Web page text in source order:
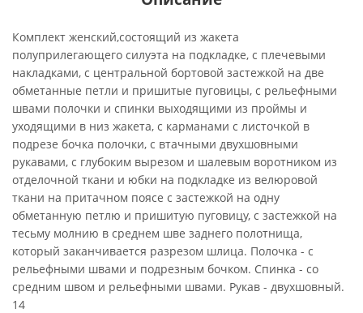
Комплект женский,состоящий из жакета
полуприлегающего силуэта на подкладке, с плечевыми
накладками, с центральной бортовой застежкой на две
обметанные петли и пришитые пуговицы, с рельефными
швами полочки и спинки выходящими из проймы и
уходящими в низ жакета, с карманами с листочкой в
подрезе бочка полочки, с втачными двухшовными
рукавами, с глубоким вырезом и шалевым воротником из
отделочной ткани и юбки на подкладке из велюровой
ткани на притачном поясе с застежкой на одну
обметанную петлю и пришитую пуговицу, с застежкой на
тесьму молнию в среднем шве заднего полотнища,
который заканчивается разрезом шлица. Полочка - с
рельефными швами и подрезным бочком. Спинка - со
средним швом и рельефными швами. Рукав - двухшовный.
14